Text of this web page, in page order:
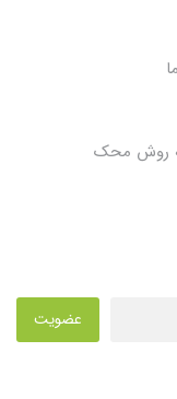
روش محک
عضویت